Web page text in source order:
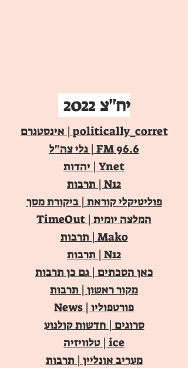
יח"צ 2022
politically_corret | אינסטגרם
96.6 FM | גלי צה"
ל
Ynet | יהדות
N12 | תרבות
פוליטיקלי קוראת | ביקורת מסך
המלצה יומית | TimeOut
Mako | תרבות
N12 | תרבות
כאן הסכתים | גם כן תרבות
מקור ראשון | תרבות
פורטפוליו | News
סרוגים | חדשות קולנוע
ice | טלוויזיה
מעריב אונליין | תרבות